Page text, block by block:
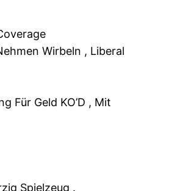
Wirbeln , Liberal
Für Geld KO’D , Mit
Spielzeug .